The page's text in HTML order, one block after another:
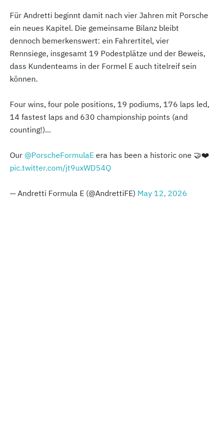
Für Andretti beginnt damit nach vier Jahren mit Porsche
ein neues Kapitel. Die gemeinsame Bilanz bleibt
dennoch bemerkenswert: ein Fahrertitel, vier
Rennsiege, insgesamt 19 Podestplätze und der Beweis,
dass Kundenteams in der Formel E auch titelreif sein
können.
Four wins, four pole positions, 19 podiums, 176 laps led,
14 fastest laps and 630 championship points (and
counting!)...
Our @PorscheFormulaE era has been a historic one 🤝❤️
pic.twitter.com/jt9uxWD54Q
— Andretti Formula E (@AndrettiFE) May 12, 2026